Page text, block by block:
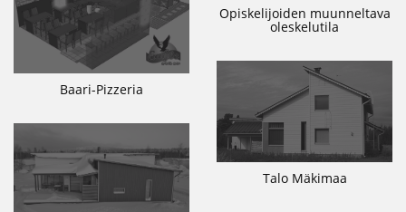
Opiskelijoiden muunneltava
oleskelutila
Baari-Pizzeria
Talo Mäkimaa